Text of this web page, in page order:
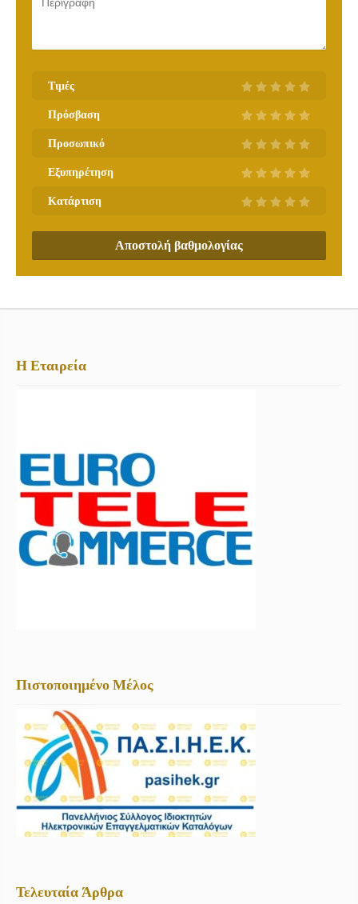
Τιμές
Πρόσβαση
Προσωπικό
Εξυπηρέτηση
Κατάρτιση
Αποστολή βαθμολογίας
Η Εταιρεία
Πιστοποιημένο Μέλος
Τελευταία Άρθρα